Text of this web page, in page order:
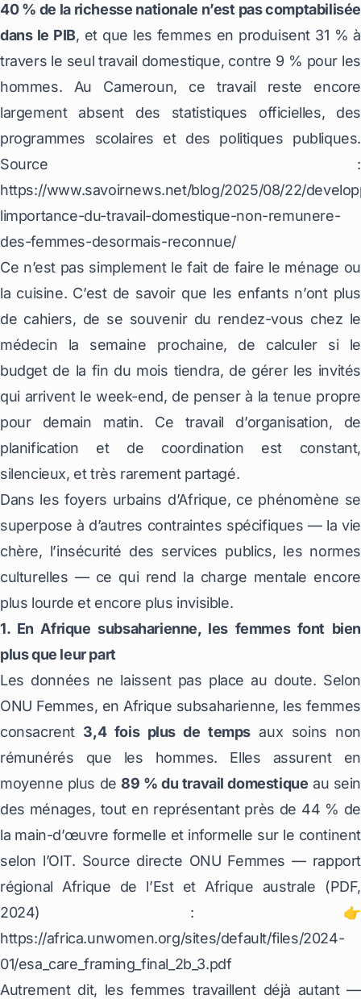
40 % de la richesse nationale n’est pas comptabilisée
dans le PIB, et que les femmes en produisent 31 % à
travers le seul travail domestique, contre 9 % pour les
hommes. Au Cameroun, ce travail reste encore
largement absent des statistiques officielles, des
programmes scolaires et des politiques publiques.
Source :
https://www.savoirnews.net/blog/2025/08/22/
limportance-du-travail-domestique-non-remunere-
des-femmes-desormais-reconnue/
Ce n’est pas simplement le fait de faire le ménage ou
la cuisine. C’est de savoir que les enfants n’ont plus
de cahiers, de se souvenir du rendez-vous chez le
médecin la semaine prochaine, de calculer si le
budget de la fin du mois tiendra, de gérer les invités
qui arrivent le week-end, de penser à la tenue propre
pour demain matin. Ce travail d’organisation, de
planification et de coordination est constant,
silencieux, et très rarement partagé.
Dans les foyers urbains d’Afrique, ce phénomène se
superpose à d’autres contraintes spécifiques — la vie
chère, l’insécurité des services publics, les normes
culturelles — ce qui rend la charge mentale encore
plus lourde et encore plus invisible.
1. En Afrique subsaharienne, les femmes font bien
plus que leur part
Les données ne laissent pas place au doute. Selon
ONU Femmes, en Afrique subsaharienne, les femmes
consacrent 3,4 fois plus de temps aux soins non
rémunérés que les hommes. Elles assurent en
moyenne plus de89 % du travail domestique au sein
des ménages, tout en représentant près de 44 % de
la main-d’œuvre formelle et informelle sur le continent
selon l’OIT. Source directe ONU Femmes — rapport
régional Afrique de l’Est et Afrique australe (PDF,
2024) : 👉
https://africa.unwomen.org/sites/default/files/2024-
01/esa_care_framing_final_2b_3.pdf
Autrement dit, les femmes travaillent déjà autant —